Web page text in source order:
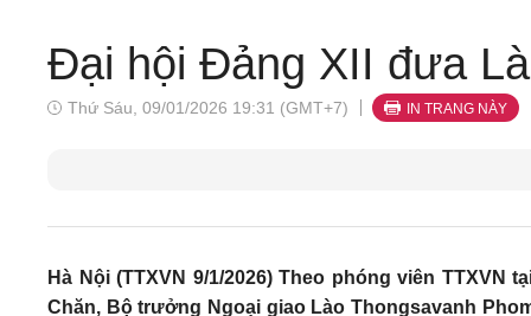
Đại hội Đảng XII đưa
Thứ Sáu, 09/01/2026 19:31 (GMT+7) IN TRANG NÀY
Hà Nội (TTXVN 9/1/2026) Theo phóng viên
Chăn, Bộ trưởng Ngoại giao Lào Thongsavanh